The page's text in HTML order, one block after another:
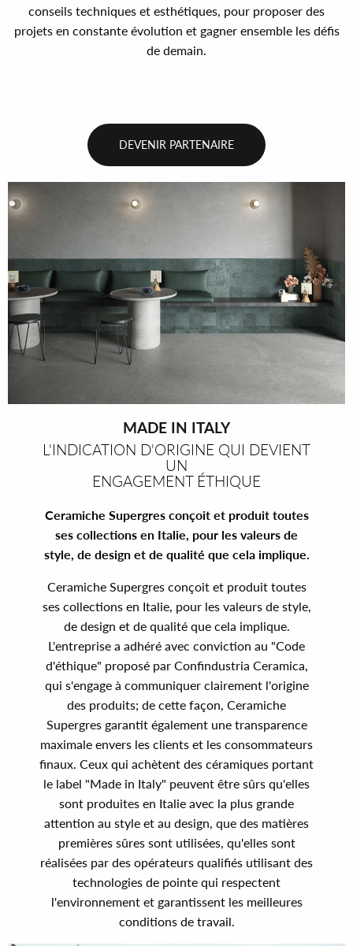
conseils techniques et esthétiques, pour proposer des
projets en constante évolution et gagner ensemble les défis
de demain.
DEVENIR PARTENAIRE
MADE IN ITALY
L'INDICATION D'ORIGINE QUI DEVIENT
UN
ENGAGEMENT ÉTHIQUE
Ceramiche Supergres conçoit et produit toutes
ses collections en Italie, pour les valeurs de
style, de design et de qualité que cela implique.
Ceramiche Supergres conçoit et produit toutes
ses collections en Italie, pour les valeurs de style,
de design et de qualité que cela implique.
L'entreprise a adhéré avec conviction au "Code
d'éthique" proposé par Confindustria Ceramica,
qui s'engage à communiquer clairement l'origine
des produits; de cette façon, Ceramiche
Supergres garantit également une transparence
maximale envers les clients et les consommateurs
finaux. Ceux qui achètent des céramiques portant
le label "Made in Italy" peuvent être sûrs qu'elles
sont produites en Italie avec la plus grande
attention au style et au design, que des matières
premières sûres sont utilisées, qu'elles sont
réalisées par des opérateurs qualifiés utilisant des
technologies de pointe qui respectent
l'environnement et garantissent les meilleures
conditions de travail.